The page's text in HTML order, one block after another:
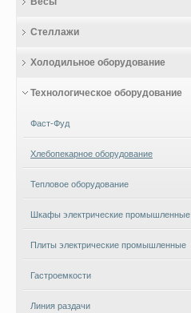
Стеллажи
Холодильное оборудование
Технологическое оборудование
Фаст-Фуд
Хлебопекарное оборудование
Тепловое оборудование
Шкафы электрические промышленные
Плиты электрические промышленные
Гастроемкости
Линия раздачи